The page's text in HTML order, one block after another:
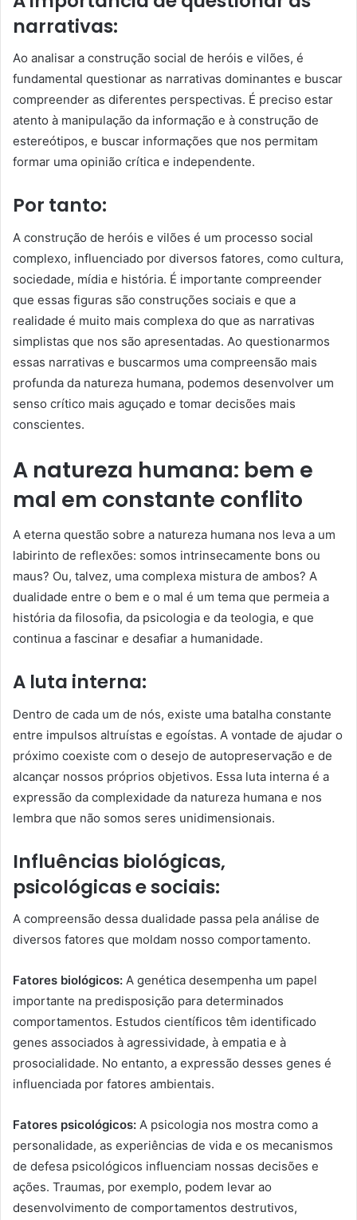
narrativas:
Ao analisar a construção social de heróis e vilões, é
fundamental questionar as narrativas dominantes e buscar
compreender as diferentes perspectivas. É preciso estar
atento à manipulação da informação e à construção de
estereótipos, e buscar informações que nos permitam
formar uma opinião crítica e independente.
Por tanto:
A construção de heróis e vilões é um processo social
complexo, influenciado por diversos fatores, como cultura,
sociedade, mídia e história. É importante compreender
que essas figuras são construções sociais e que a
realidade é muito mais complexa do que as narrativas
simplistas que nos são apresentadas. Ao questionarmos
essas narrativas e buscarmos uma compreensão mais
profunda da natureza humana, podemos desenvolver um
senso crítico mais aguçado e tomar decisões mais
conscientes.
A natureza humana: bem e
mal em constante conflito
A eterna questão sobre a natureza humana nos leva a um
labirinto de reflexões: somos intrinsecamente bons ou
maus? Ou, talvez, uma complexa mistura de ambos? A
dualidade entre o bem e o mal é um tema que permeia a
história da filosofia, da psicologia e da teologia, e que
continua a fascinar e desafiar a humanidade.
A luta interna:
Dentro de cada um de nós, existe uma batalha constante
entre impulsos altruístas e egoístas. A vontade de ajudar o
próximo coexiste com o desejo de autopreservação e de
alcançar nossos próprios objetivos. Essa luta interna é a
expressão da complexidade da natureza humana e nos
lembra que não somos seres unidimensionais.
Influências biológicas,
psicológicas e sociais:
A compreensão dessa dualidade passa pela análise de
diversos fatores que moldam nosso comportamento.
Fatores biológicos: A genética desempenha um papel
importante na predisposição para determinados
comportamentos. Estudos científicos têm identificado
genes associados à agressividade, à empatia e à
prosocialidade. No entanto, a expressão desses genes é
influenciada por fatores ambientais.
Fatores psicológicos: A psicologia nos mostra como a
personalidade, as experiências de vida e os mecanismos
de defesa psicológicos influenciam nossas decisões e
ações. Traumas, por exemplo, podem levar ao
desenvolvimento de comportamentos destrutivos,